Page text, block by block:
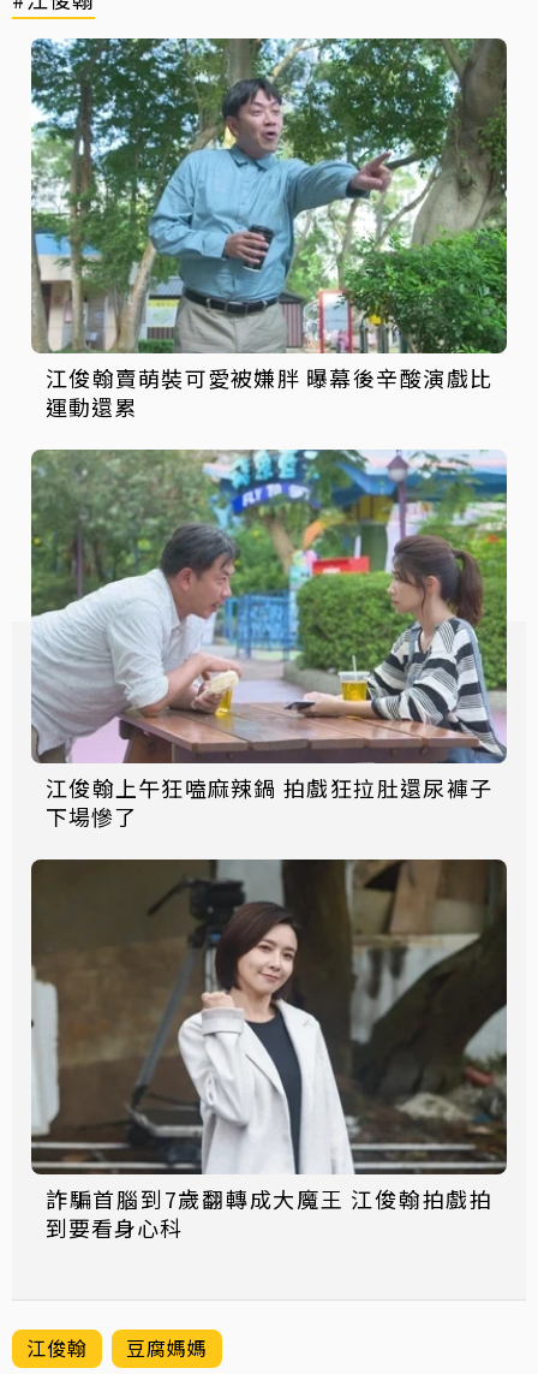
江俊翰賣萌裝可愛被嫌胖 曝幕後辛酸演戲比
運動還累
江俊翰上午狂嗑麻辣鍋 拍戲狂拉肚還尿褲子
下場慘了
詐騙首腦到7歲翻轉成大魔王 江俊翰拍戲拍
到要看身心科
江俊翰 豆腐媽媽